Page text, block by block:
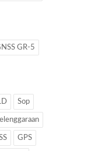
GR-5
Sop
GPS